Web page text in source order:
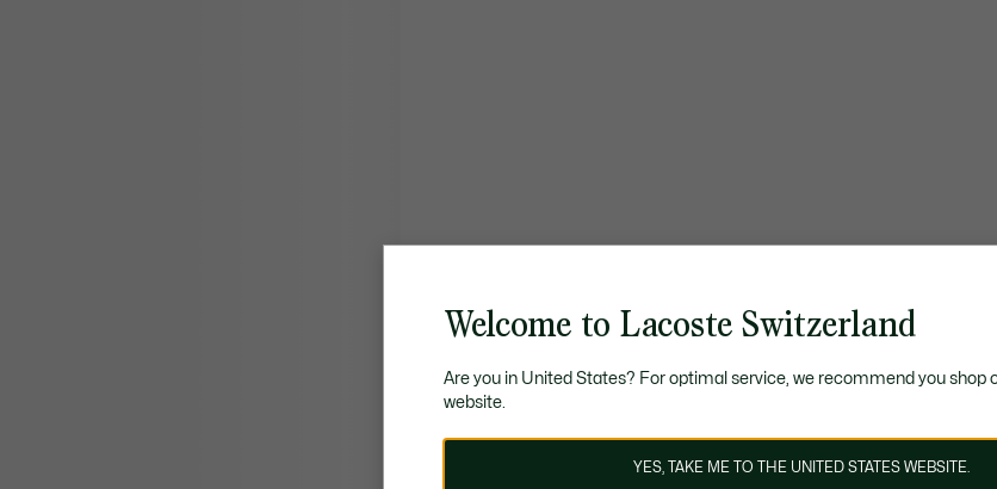
Welcome to Lacoste Switzerland
Are you in United States? For optimal service, we recommend you shop
website.
YES, TAKE ME TO THE UNITED STATES WEBSITE.